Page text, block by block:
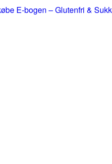
E-bogen – Glutenfri &